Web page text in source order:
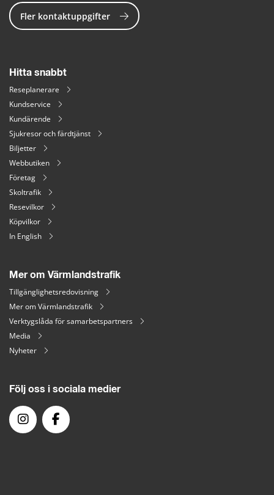
Fler kontaktuppgifter
Hitta snabbt
Reseplanerare
Kundservice
Kundärende
Sjukresor och färdtjänst
Biljetter
Webbutiken
Företag
Skoltrafik
Resevilkor
Köpvilkor
In English
Mer om Värmlandstrafik
Tillgänglighetsredovisning
Mer om Värmlandstrafik
Verktygslåda för samarbetspartners
Media
Nyheter
Följ oss i sociala medier